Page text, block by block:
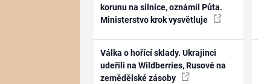
korunu na silnice, oznámil Půta.
Ministerstvo krok vysvětluje
Válka o hořící sklady. Ukrajinci
udeřili na Wildberries, Rusové na
zemědělské zásoby